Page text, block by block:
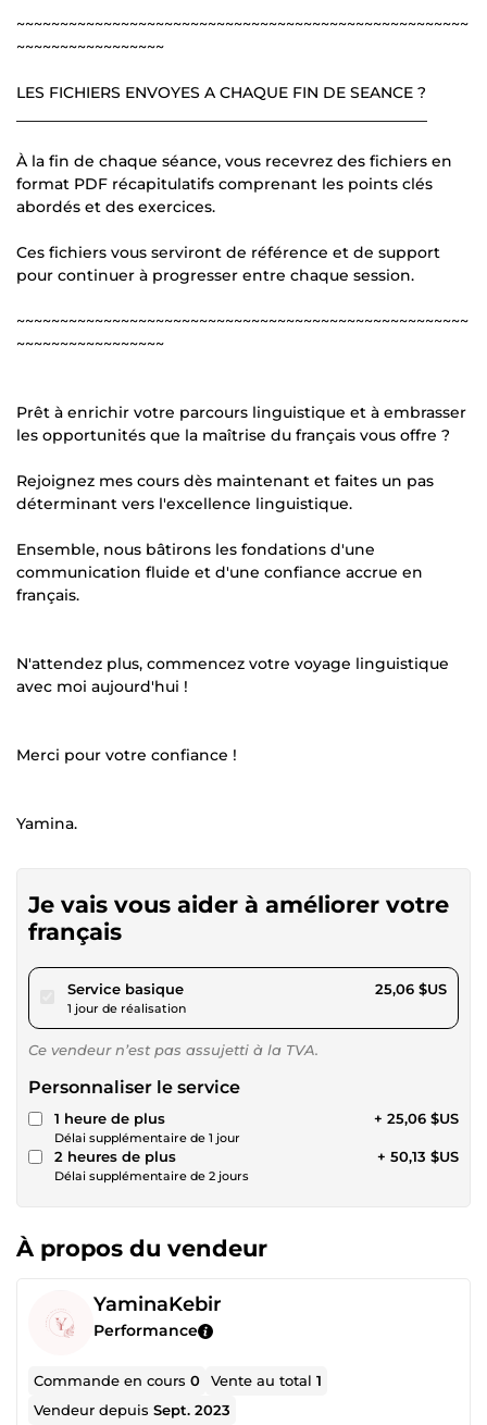
~~~~~~~~~~~~~~~~~~~~~~~~~~~~~~~~~~~~~~~~~~~~~~~~~~~~
~~~~~~~~~~~~~~~~~
LES FICHIERS ENVOYES A CHAQUE FIN DE SEANCE ?
À la fin de chaque séance, vous recevrez des fichiers en
format PDF récapitulatifs comprenant les points clés
abordés et des exercices.
Ces fichiers vous serviront de référence et de support
pour continuer à progresser entre chaque session.
~~~~~~~~~~~~~~~~~~~~~~~~~~~~~~~~~~~~~~~~~~~~~~~~~~~~
~~~~~~~~~~~~~~~~~
Prêt à enrichir votre parcours linguistique et à embrasser
les opportunités que la maîtrise du français vous offre ?
Rejoignez mes cours dès maintenant et faites un pas
déterminant vers l'excellence linguistique.
Ensemble, nous bâtirons les fondations d'une
communication fluide et d'une confiance accrue en
français.
N'attendez plus, commencez votre voyage linguistique
avec moi aujourd'hui !
Merci pour votre confiance !
Yamina.
Je vais vous aider à améliorer votre
français
Service basiquepour 23,10 $US
1 jour de réalisation
25,06 $US
Ce vendeur n’est pas assujetti à la TVA.
Personnaliser le service
1 heure de plus
Délai supplémentaire de 1 jour
+ 25,06 $US
2 heures de plus
Délai supplémentaire de 2 jours
+ 50,13 $US
À propos du vendeur
YaminaKebir
Performance
Commande en cours0 Vente au total1
Vendeur depuisSept. 2023